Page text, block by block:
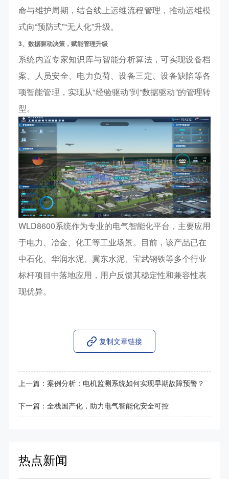
命与维护周期，结合线上运维流程管理，推动运维模
式向“预防式”“无人化”升级。
3、 数据驱动决策，赋能管理升级
系统内置专家知识库与智能分析算法，可实现设备档
案、人员安全、电力负荷、设备三定、设备缺陷等各
项智能管理，实现从“经验驱动”到“数据驱动”的管理转
型。
WLD8600系统作为专业的电气智能化平台，主要应用
于电力、冶金、化工等工业场景。目前，该产品已在
中石化、华润水泥、冀东水泥、宝武钢铁等多个行业
标杆项目中落地应用，用户反馈其稳定性和兼容性表
现优异。
复制文章链接
上一篇： 案例分析：电机监测系统如何实现早期故障预警？
下一篇： 全栈国产化，助力电气智能化安全可控
热点新闻